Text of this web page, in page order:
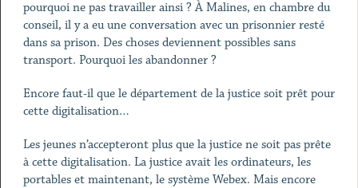
pourquoi ne pas travailler ainsi ? À Malines, en chambre du
conseil, il y a eu une conversation avec un prisonnier resté
dans sa prison. Des choses deviennent possibles sans
transport. Pourquoi les abandonner ?
Encore faut-il que le département de la justice soit prêt pour
cette digitalisation…
Les jeunes n’accepteront plus que la justice ne soit pas prête
à cette digitalisation. La justice avait les ordinateurs, les
portables et maintenant, le système Webex. Mais encore